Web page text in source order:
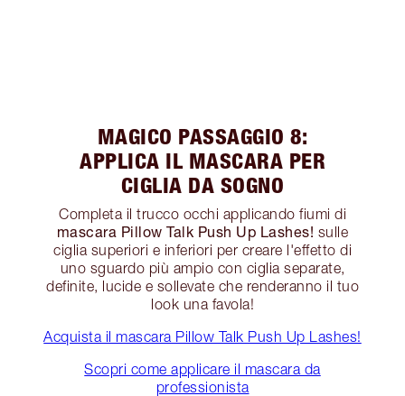
MAGICO PASSAGGIO 8:
APPLICA IL MASCARA PER
CIGLIA DA SOGNO
Completa il trucco occhi applicando fiumi di
mascara Pillow Talk Push Up Lashes! sulle
ciglia superiori e inferiori per creare l'effetto di
uno sguardo più ampio con ciglia separate,
definite, lucide e sollevate che renderanno il tuo
look una favola!
Acquista il mascara Pillow Talk Push Up Lashes!
Scopri come applicare il mascara da
professionista